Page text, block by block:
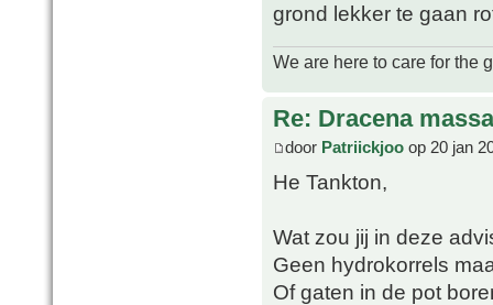
grond lekker te gaan
We are here to care for the
Re: Dracena
door Patriickjoo op 20 jan
He Tankton,
Wat zou jij in deze
Geen hydrokorrels
Of gaten in de pot